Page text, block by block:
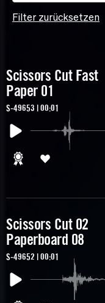
Filter zurücksetzen
Scissors Cut Fast
Paper 01
S-49653 | 00:01
Scissors Cut 02
Paperboard 08
S-49652 | 00:01